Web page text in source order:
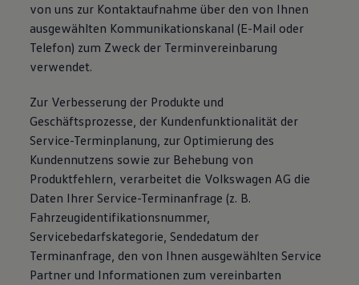
von uns zur Kontaktaufnahme über den von Ihnen
ausgewählten Kommunikationskanal (E-Mail oder
Telefon) zum Zweck der Terminvereinbarung
verwendet.
Zur Verbesserung der Produkte und
Geschäftsprozesse, der Kundenfunktionalität der
Service-Terminplanung, zur Optimierung des
Kundennutzens sowie zur Behebung von
Produktfehlern, verarbeitet die Volkswagen AG die
Daten Ihrer Service-Terminanfrage (z. B.
Fahrzeugidentifikationsnummer,
Servicebedarfskategorie, Sendedatum der
Terminanfrage, den von Ihnen ausgewählten Service
Partner und Informationen zum vereinbarten